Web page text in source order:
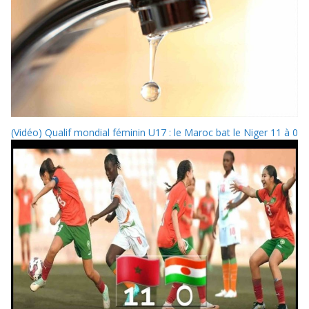
(Vidéo) Qualif mondial féminin U17 : le Maroc bat le Niger 11 à 0